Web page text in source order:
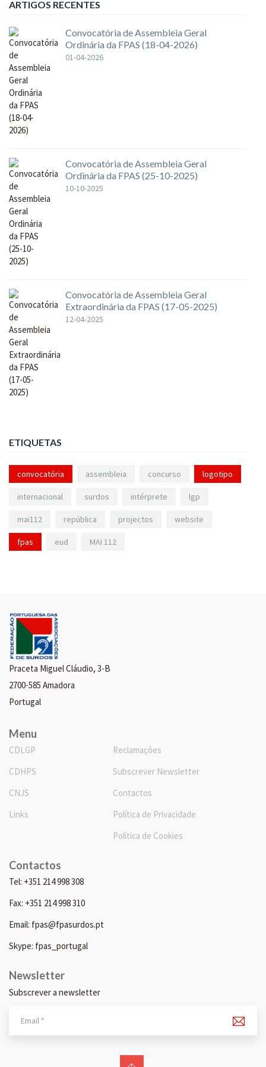
ARTIGOS RECENTES
Convocatória de Assembleia Geral
Ordinária da FPAS (18-04-2026)
01-04-2026
Convocatória de Assembleia Geral
Ordinária da FPAS (25-10-2025)
10-10-2025
Convocatória de Assembleia Geral
Extraordinária da FPAS (17-05-2025)
12-04-2025
ETIQUETAS
convocatória assembleia concurso logotipo
internacional surdos intérprete lgp
mai112 república projectos website
fpas eud MAI 112
Praceta Miguel Cláudio, 3-B
2700-585 Amadora
Portugal
Menu
CDLGP
CDHPS
CNJS
Links
Reclamações
Subscrever Newsletter
Contactos
Política de Privacidade
Política de Cookies
Contactos
Tel: +351 214 998 308
Fax: +351 214 998 310
Email: fpas@fpasurdos.pt
Skype: fpas_portugal
Newsletter
Subscrever a newsletter